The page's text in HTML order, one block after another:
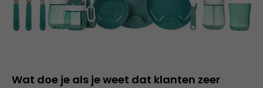
Wat doe je als je weet dat klanten zeer